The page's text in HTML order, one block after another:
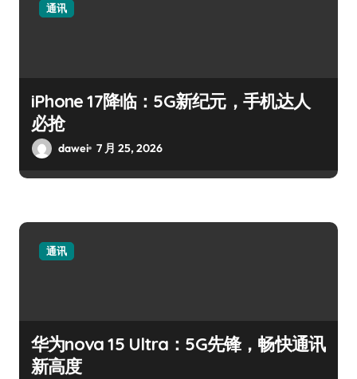
通讯
iPhone 17降临：5G新纪元，手机达人
必抢
dawei 7 月 25, 2026
通讯
华为nova 15 Ultra：5G先锋，畅快通讯
新高度